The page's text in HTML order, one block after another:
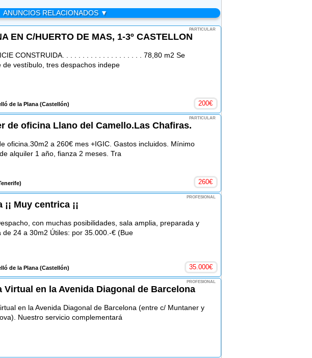
ANUNCIOS RELACIONADOS ▼
PARTICULAR
EN C/HUERTO DE MAS, 1-3º CASTELLON
CONSTRUIDA. . . . . . . . . . . . . . . . . . . . 78,80 m2 Se
de vestíbulo, tres despachos indepe
de la Plana(Castellón) 200€
PARTICULAR
de oficina Llano del Camello.Las Chafiras.
oficina.30m2 a 260€ mes +IGIC. Gastos incluidos. Mínimo
alquiler 1 año, fianza 2 meses. Tra
260€
PROFESIONAL
Muy centrica ¡¡
con muchas posibilidades, sala amplia, preparada y
de 24 a 30m2 Útiles: por 35.000.-€ (Bue
de la Plana(Castellón) 35.000€
PROFESIONAL
Virtual en la Avenida Diagonal de Barcelona
en la Avenida Diagonal de Barcelona (entre c/ Muntaner y
Nuestro servicio complementará